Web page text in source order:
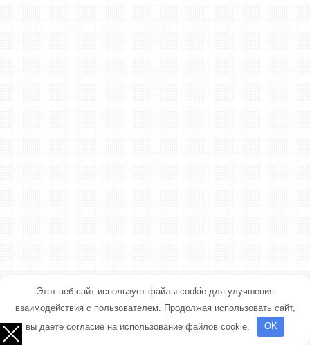
Этот веб-сайт использует файлы cookie для улучшения
взаимодействия с пользователем. Продолжая использовать сайт,
вы даете согласие на использование файлов cookie.
OK